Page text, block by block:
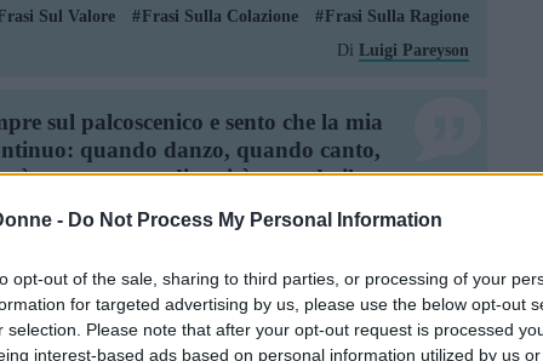
- Do Not Process My Personal Information
opt-out of the sale, sharing to third parties, or processing of your
for targeted advertising by us, please use the below opt-out
selection. Please note that after your opt-out request is processed
interest-based ads based on personal information utilized by us
Sul Valore Frasi Sulla Colazione
Frasi Sulla Ragione
Di Luigi Pareyson
sul palcoscenico e sento che la mia
quando danzo, quando canto,
un momento di verità quando il
Sulle scene, fuori dalle scene
profondamente vero e onesto in
con il togliermi una parrucca o il
di questo.
Frasi Sul Palcoscenico
Frasi Sulla Colazione